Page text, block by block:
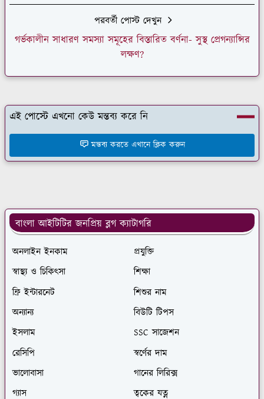
পরবর্তী পোস্ট দেখুন
গর্ভকালীন সাধারণ সমস্যা সমূহের বিস্তারিত বর্ণনা- সুস্থ প্রেগন্যান্সির
লক্ষণ?
এই পোস্টে এখনো কেউ মন্তব্য করে নি
মন্তব্য করতে এখানে ক্লিক করুন
বাংলা আইটিটির জনপ্রিয় ব্লগ ক্যাটাগরি
অনলাইন ইনকাম
প্রযুক্তি
স্বাস্থ্য ও চিকিৎসা
শিক্ষা
ফ্রি ইন্টারনেট
শিশুর নাম
অন্যান্য
বিউটি টিপস
ইসলাম
SSC সাজেশন
রেসিপি
স্বর্ণের দাম
ভালোবাসা
গানের লিরিক্স
গ্যাস
ত্বকের যত্ন